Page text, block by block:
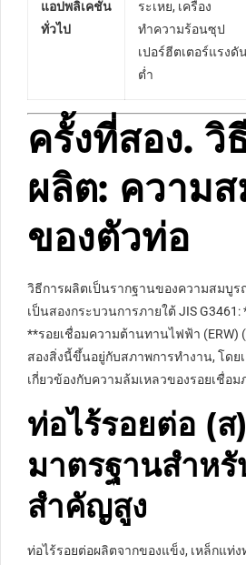
แอปพลิเคชัน
ทั่วไป
ระเหย, เครื่อง
ทำความร้อนซุป
เปอร์ฮีตเตอร์แรงดั
ต่ำ
ครั้งที่สอง. วิ
ผลิต: ความ
ของตัวท่อ
วิธีการผลิตเป็นรากฐานของความสมบู
เป็นสองกระบวนการภายใต้ JIS
**รอยเชื่อมความต้านทานไฟฟ้า (ERW)
สองสิ่งนี้ขึ้นอยู่กับสภาพการทำงาน, โดย
เกี่ยวข้องกับความล้มเหลวของรอยเชื่อม
ท่อไร้รอยต่อ (ส
มาตรฐานสำห
สำคัญสูง
ท่อไร้รอยต่อผลิตจากของแข็ง, เหล็กแท่